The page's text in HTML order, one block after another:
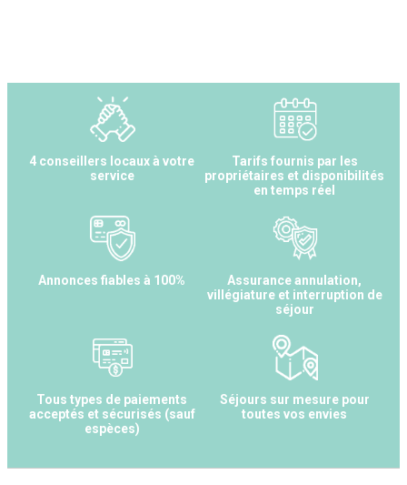
4 conseillers locaux à votre
service
Tarifs fournis par les
propriétaires et disponibilités
en temps réel
Annonces fiables à 100%
Assurance annulation,
villégiature et interruption de
séjour
Tous types de paiements
acceptés et sécurisés (sauf
espèces)
Séjours sur mesure pour
toutes vos envies